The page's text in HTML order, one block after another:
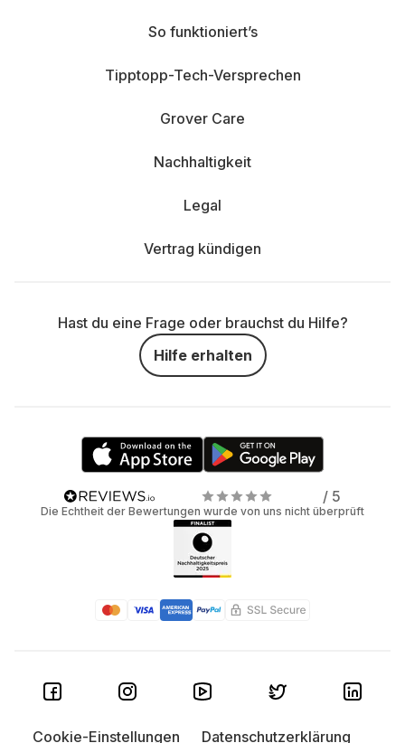
So funktioniert’s
Tipptopp-Tech-Versprechen
Grover Care
Nachhaltigkeit
Legal
Vertrag kündigen
Hast du eine Frage oder brauchst du Hilfe?
Hilfe erhalten
/ 5
Die Echtheit der Bewertungen wurde von uns nicht überprüft
Cookie-Einstellungen Datenschutzerklärung